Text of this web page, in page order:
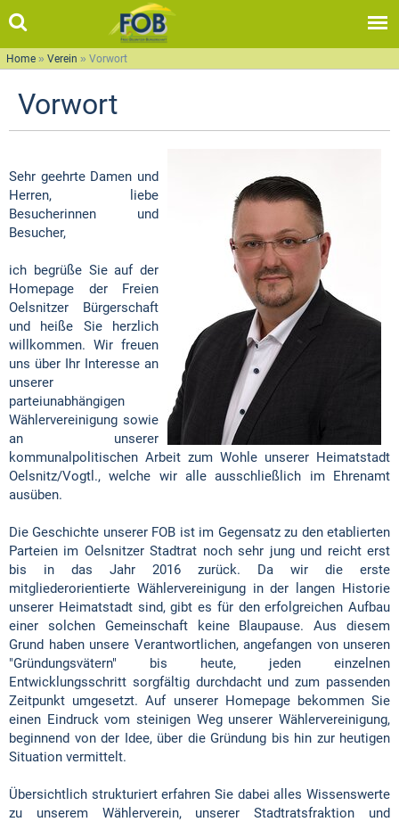
Home » Verein » Vorwort
Vorwort
Sehr geehrte Damen und
Herren, liebe
Besucherinnen und
Besucher,
ich begrüße Sie auf der
Homepage der Freien
Oelsnitzer Bürgerschaft
und heiße Sie herzlich
willkommen. Wir freuen
uns über Ihr Interesse an
unserer
parteiunabhängigen
Wählervereinigung sowie
an unserer
kommunalpolitischen Arbeit zum Wohle unserer Heimatstadt
Oelsnitz/Vogtl., welche wir alle ausschließlich im Ehrenamt
ausüben.
Die Geschichte unserer FOB ist im Gegensatz zu den etablierten
Parteien im Oelsnitzer Stadtrat noch sehr jung und reicht erst
bis in das Jahr 2016 zurück. Da wir die erste
mitgliederorientierte Wählervereinigung in der langen Historie
unserer Heimatstadt sind, gibt es für den erfolgreichen Aufbau
einer solchen Gemeinschaft keine Blaupause. Aus diesem
Grund haben unsere Verantwortlichen, angefangen von unseren
"Gründungsvätern" bis heute, jeden einzelnen
Entwicklungsschritt sorgfältig durchdacht und zum passenden
Zeitpunkt umgesetzt. Auf unserer Homepage bekommen Sie
einen Eindruck vom steinigen Weg unserer Wählervereinigung,
beginnend von der Idee, über die Gründung bis hin zur heutigen
Situation vermittelt.
Übersichtlich strukturiert erfahren Sie dabei alles Wissenswerte
zu unserem Wählerverein, unserer Stadtratsfraktion und